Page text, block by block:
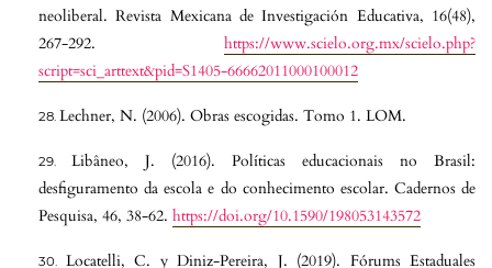
neoliberal. Revista Mexicana de Investigación Educativa, 16(48),
267-292. https://www.scielo.org.mx/scielo.php?
script=sci_arttext&pid=S1405-66662011000100012
Lechner, N. (2006). Obras escogidas. Tomo 1. LOM.
Libâneo, J. (2016). Políticas educacionais no Brasil:
desfiguramento da escola e do conhecimento escolar. Cadernos de
Pesquisa, 46, 38-62. https://doi.org/10.1590/198053143572
Locatelli, C. y Diniz-Pereira, J. (2019). Fórums Estaduales